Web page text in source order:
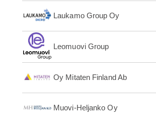
Laukamo Group Oy
Leomuovi Group
Oy Mitaten Finland Ab
Muovi-Heljanko Oy